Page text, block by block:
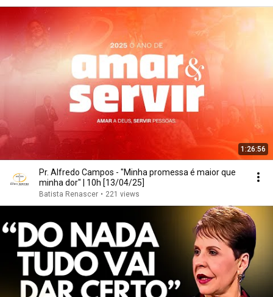
1:26:56
Pr. Alfredo Campos - "Minha promessa é maior que
minha dor" | 10h [13/04/25]
Batista Renascer • 221 views